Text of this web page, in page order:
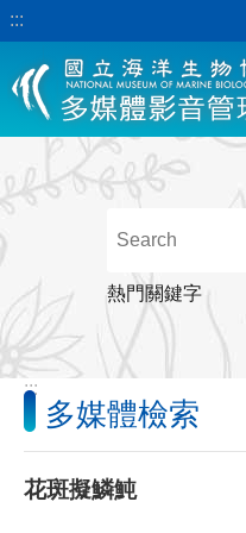
跳到主要內容區塊
:::
熱門關鍵字
:::
多媒體檢索
花斑擬鱗魨